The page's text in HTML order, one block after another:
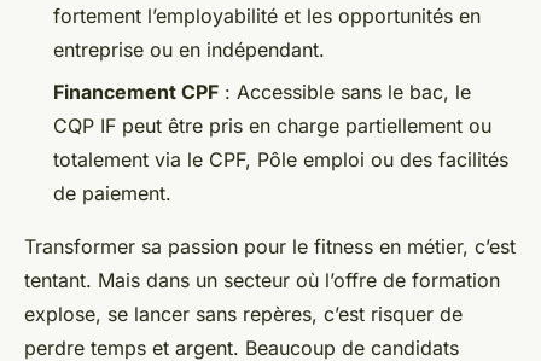
fortement l’employabilité et les opportunités en
entreprise ou en indépendant.
Financement CPF : Accessible sans le bac, le
CQP IF peut être pris en charge partiellement ou
totalement via le CPF, Pôle emploi ou des facilités
de paiement.
Transformer sa passion pour le fitness en métier, c’est
tentant. Mais dans un secteur où l’offre de formation
explose, se lancer sans repères, c’est risquer de
perdre temps et argent. Beaucoup de candidats